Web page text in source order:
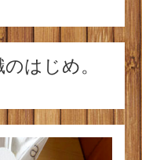
はじめ。